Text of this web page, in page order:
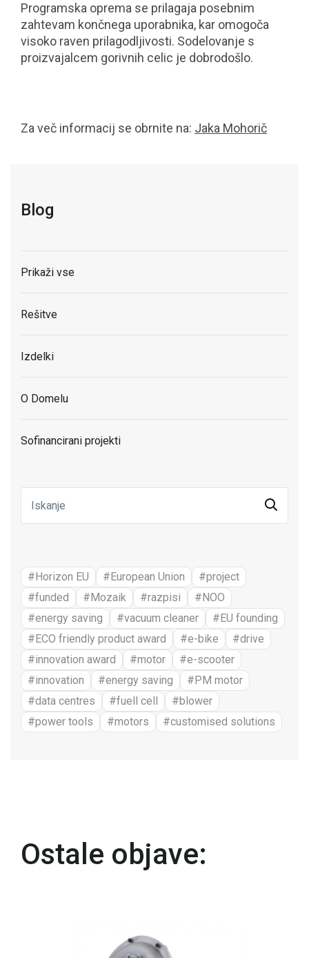
Programska oprema se prilagaja posebnim
zahtevam končnega uporabnika, kar omogoča
visoko raven prilagodljivosti. Sodelovanje s
proizvajalcem gorivnih celic je dobrodošlo.
Za več informacij se obrnite na: Jaka Mohorič
Blog
Prikaži vse
Rešitve
Izdelki
O Domelu
Sofinancirani projekti
#Horizon EU #European Union
#project
#funded
#Mozaik #razpisi
#NOO
#energy saving
#vacuum cleaner
#EU founding
#ECO friendly product award
#e-bike
#drive
#innovation award
#motor
#e-scooter
#innovation
#energy saving
#PM motor
#data centres
#fuell cell
#blower
#power tools
#motors #customised solutions
Ostale objave: